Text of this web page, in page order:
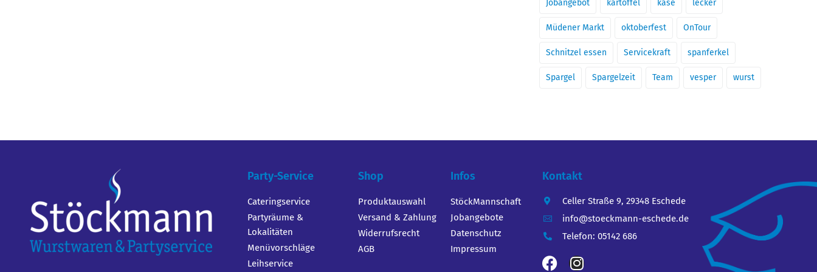
Jobangebot kartoffel käse lecker
Müdener Markt oktoberfest OnTour
Schnitzel essen Servicekraft spanferkel
Spargel Spargelzeit Team vesper wurst
Party-Service
Cateringservice
Partyräume &
Lokalitäten
Menüvorschläge
Leihservice
Shop
Produktauswahl
Versand & Zahlung
Widerrufsrecht
AGB
Infos
StöckMannschaft
Jobangebote
Datenschutz
Impressum
Kontakt
Celler Straße 9, 29348 Eschede
info@stoeckmann-eschede.de
Telefon: 05142 686